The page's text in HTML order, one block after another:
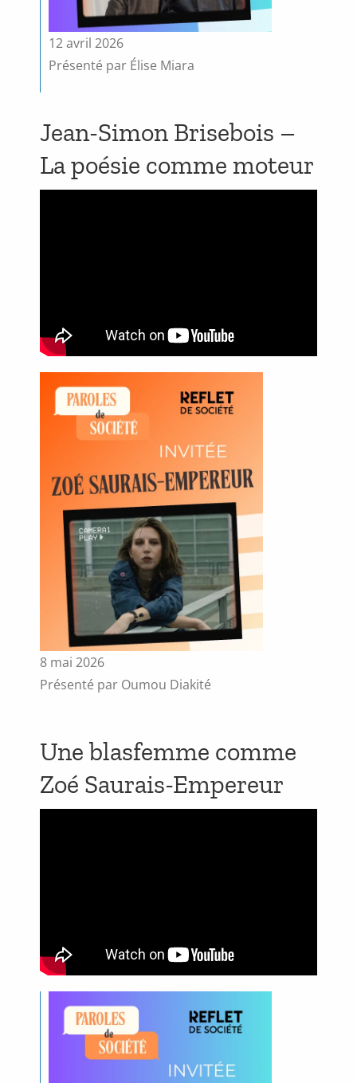
12 avril 2026
Présenté par Élise Miara
Jean-Simon Brisebois –
La poésie comme moteur
8 mai 2026
Présenté par Oumou Diakité
Une blasfemme comme
Zoé Saurais-Empereur